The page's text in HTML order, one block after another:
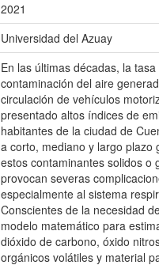
2021
Universidad del Azuay
En las últimas décadas, la tasa
contaminación del aire
circulación de vehículos
presentado altos índices de
habitantes de la ciudad de
a corto, mediano y largo plazo
estos contaminantes solidos o
provocan severas
especialmente al sistema
Conscientes de la necesidad
modelo matemático para
dióxido de carbono, óxido
orgánicos volátiles y material